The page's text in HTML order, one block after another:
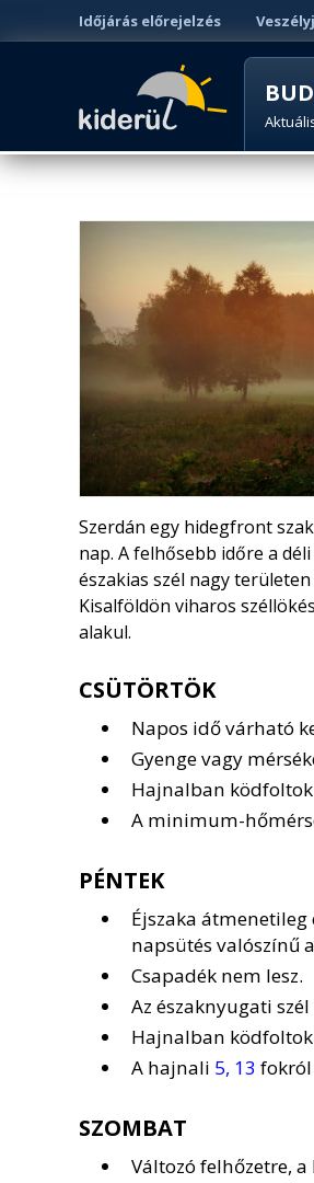
Időjárás előrejelzés
Szerdán egy hidegfront
nap. A felhősebb időre a
északias szél nagy
Kisalföldön viharos
alakul.
CSÜTÖRTÖK
Napos idő várható
Gyenge vagy
Hajnalban
A minimum-
PÉNTEK
Éjszaka
napsütés valószínű
Csapadék nem lesz.
Az északnyugati
Hajnalban
A hajnali 5, 13 fokról
SZOMBAT
Változó felhőzetre,